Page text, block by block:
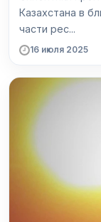
Казахстана в
части рес...
16 июля 2025